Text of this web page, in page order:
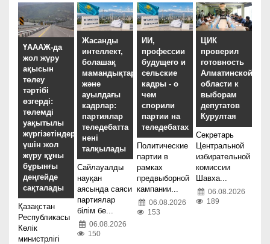
ҮАААЖ-да
жол жүру
ақысын
төлеу
тәртібі
өзгерді:
төлемді
уақытылы
жүргізетіндер
үшін жол
жүру құны
бұрынғы
деңгейде
сақталады
Қазақстан
Республикасы
Көлік
министрлігі
Жасанды
интеллект,
болашақ
мамандықтар
және
ауылдағы
кадрлар:
партиялар
теледебатта
нені
талқылады
Сайлауалды
науқан
аясында саяси
партиялар
білім бе...
06.08.2026
150
ИИ,
профессии
будущего и
сельские
кадры - о
чем
спорили
партии на
теледебатах
Политические
партии в
рамках
предвыборной
кампании...
06.08.2026
153
ЦИК
проверил
готовность
Алматинской
области к
выборам
депутатов
Курултая
Секретарь
Центральной
избирательной
комиссии
Шавха...
06.08.2026
189